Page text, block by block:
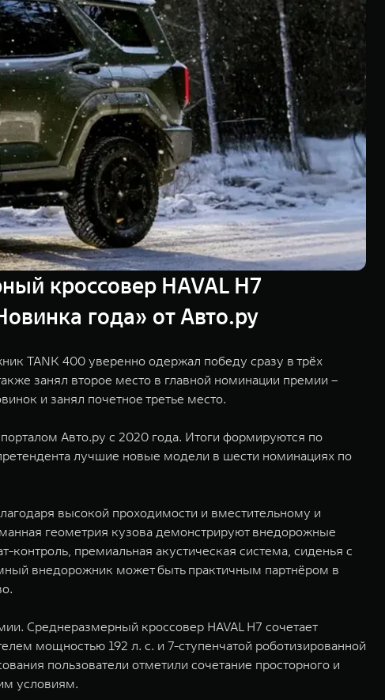
кроссовер HAVAL H7
года» от Авто.ру
TANK 400 уверенно одержал победу сразу в трёх
занял второе место в главной номинации премии –
и занял почетное третье место.
Авто.ру с 2020 года. Итоги формируются по
лучшие новые модели в шести номинациях по
высокой проходимости и вместительному и
геометрия кузова демонстрируют внедорожные
премиальная акустическая система, сиденья с
внедорожник может быть практичным партнёром в
Среднеразмерный кроссовер HAVAL H7 сочетает
мощностью 192 л. с. и 7-ступенчатой роботизированной
пользователи отметили сочетание просторного и
условиям.